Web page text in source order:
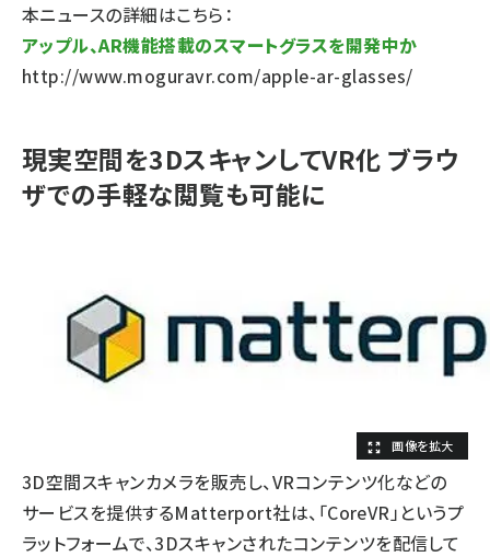
本ニュースの詳細はこちら：
アップル、AR機能搭載のスマートグラスを開発中か
http://www.moguravr.com/apple-ar-glasses/
現実空間を3DスキャンしてVR化 ブラウ
ザでの手軽な閲覧も可能に
3D空間スキャンカメラを販売し、VRコンテンツ化などの
サービスを提供するMatterport社は、「CoreVR」というプ
ラットフォームで、3Dスキャンされたコンテンツを配信して